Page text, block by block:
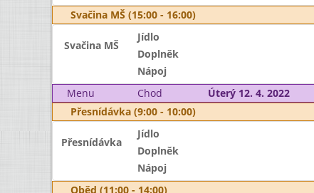
Svačina MŠ (15:00 - 16:00)
Svačina MŠ
Jídlo
Doplněk
Nápoj
Menu
Chod Úterý 12. 4. 2022
Přesnídávka (9:00 - 10:00)
Přesnídávka
Jídlo
Doplněk
Nápoj
Oběd (11:00 - 14:00)